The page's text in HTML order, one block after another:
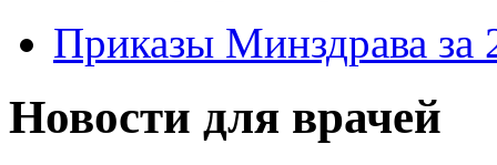
Приказы Минздрава за
Новости для врачей